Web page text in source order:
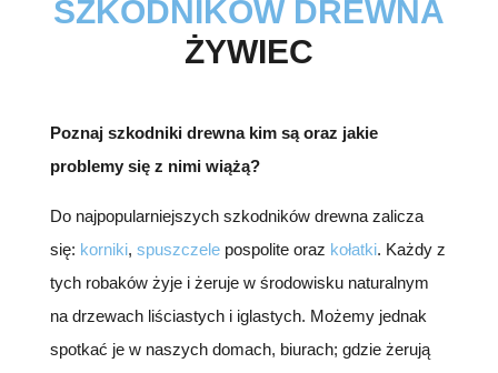
SZKODNIKÓW DREWNA
ŻYWIEC
Poznaj szkodniki drewna kim są oraz jakie
problemy się z nimi wiążą?
Do najpopularniejszych szkodników drewna zalicza
się: korniki, spuszczelepospolite oraz kołatki. Każdy z
tych robaków żyje i żeruje w środowisku naturalnym
na drzewach liściastych i iglastych. Możemy jednak
spotkać je w naszych domach, biurach; gdzie żerują